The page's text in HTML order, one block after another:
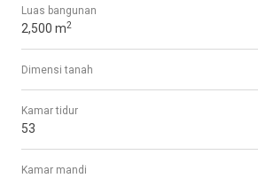
Luas bangunan
2,500 m2
Dimensi tanah
Kamar tidur
53
Kamar mandi